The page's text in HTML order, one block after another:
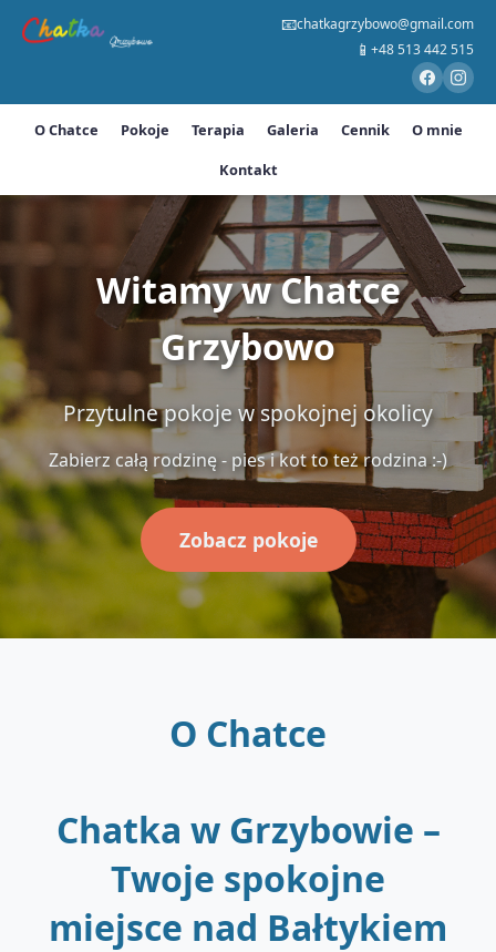
📧chatkagrzybowo@gmail.com
📱 +48 513 442 515
O Chatce Pokoje Terapia Galeria Cennik
O mnie
Kontakt
Witamy w Chatce
Grzybowo
Przytulne pokoje w spokojnej okolicy
Zabierz całą rodzinę - pies i kot to też rodzina :-)
Zobacz pokoje
O Chatce
Chatka w Grzybowie –
Twoje spokojne
miejsce nad Bałtykiem